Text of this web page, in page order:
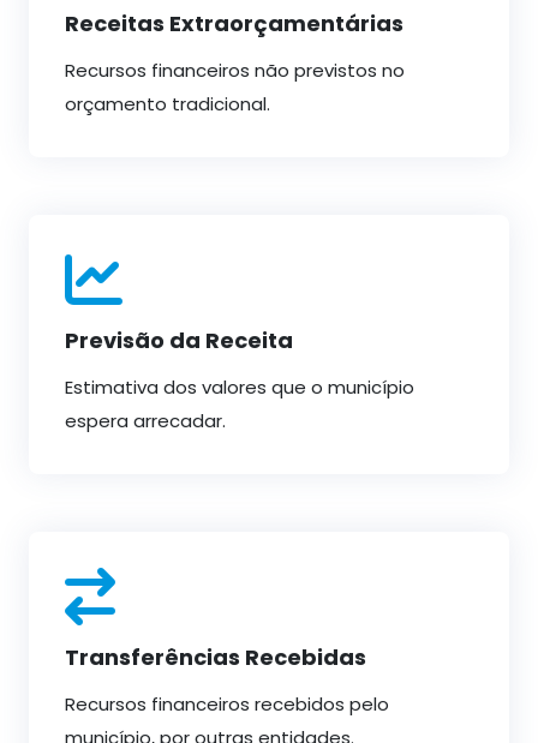
Receitas Extraorçamentárias
Recursos financeiros não previstos no
orçamento tradicional.
Previsão da Receita
Estimativa dos valores que o município
espera arrecadar.
Transferências Recebidas
Recursos financeiros recebidos pelo
município, por outras entidades.